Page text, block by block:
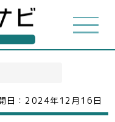
ワークエンジニア(一覧)
日： 2024年12月16日